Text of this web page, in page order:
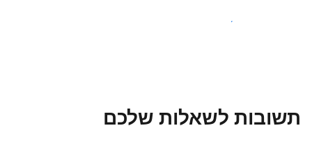
הצטרפו למארחים כמוכם
תשובות לשאלות שלכם